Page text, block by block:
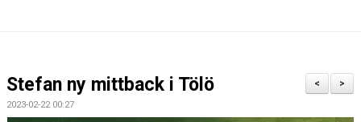
BILDGALLERI
>
<
Stefan ny mittback i Tölö
2023-02-22 00:27